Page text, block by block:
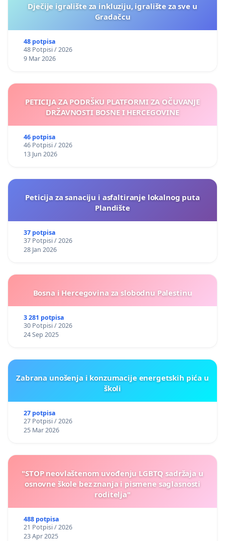
Dječije igralište za inkluziju, igralište za sve u
Gradačcu
48 potpisa
48 Potpisi / 2026
9 Mar 2026
PETICIJA ZA PODRŠKU PLATFORMI ZA OČUVANJE
DRŽAVNOSTI BOSNE I HERCEGOVINE
46 potpisa
46 Potpisi / 2026
13 Jun 2026
Peticija za sanaciju i asfaltiranje lokalnog puta
Plandište
37 potpisa
37 Potpisi / 2026
28 Jan 2026
Bosna i Hercegovina za slobodnu Palestinu
3 281 potpisa
30 Potpisi / 2026
24 Sep 2025
Zabrana unošenja i konzumacije energetskih pića u
školi
27 potpisa
27 Potpisi / 2026
25 Mar 2026
"STOP neovlaštenom uvođenju LGBTQ sadržaja u
osnovne škole bez znanja i pismene saglasnosti
roditelja"
488 potpisa
21 Potpisi / 2026
23 Apr 2025